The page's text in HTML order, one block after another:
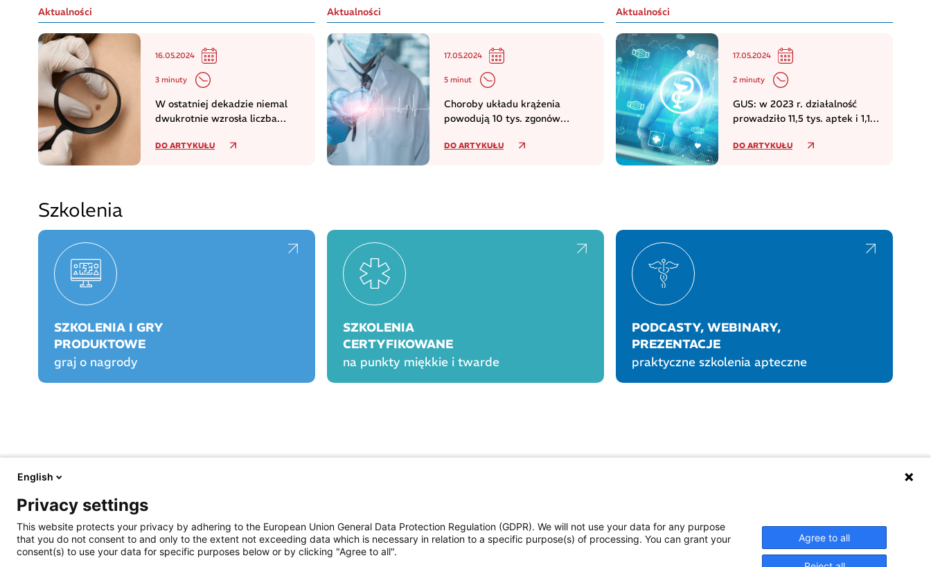
Aktualności
16.05.2024
3 minuty
W ostatniej dekadzie niemal
dwukrotnie wzrosła liczba
DO ARTYKUŁU
Aktualności
17.05.2024
5 minut
Choroby układu krążenia
powodują 10 tys. zgonów
WHO
DO ARTYKUŁU
Aktualności
17.05.2024
2 minuty
GUS: w 2023 r. działalność
prowadziło 11,5 tys. aptek i 1,1
DO ARTYKUŁU
Szkolenia
SZKOLENIA I GRY
PRODUKTOWE
graj o nagrody
SZKOLENIA
CERTYFIKOWANE
na punkty miękkie i twarde
PODCASTY, WEBINARY,
PREZENTACJE
praktyczne szkolenia apteczne
O nas
Aktualności
Prawo
Opieka farmaceutyczna
Prowadzenie apteki
Graj o nagrody!
Rankingi
Szkolenia certyfikowane
Regulamin serwisu
Regulamin konkursu Farmacja Play
Regulamin konkursu Lakcid Entero
English
Privacy settings
This website protects your privacy by adhering to the European Union General Data Protection Regulation (GDPR). We will not use your data for any purpose
that you do not consent to and only to the extent not exceeding data which is necessary in relation to a specific purpose(s) of processing. You can grant your
consent(s) to use your data for specific purposes below or by clicking "Agree to all".
Agree to all